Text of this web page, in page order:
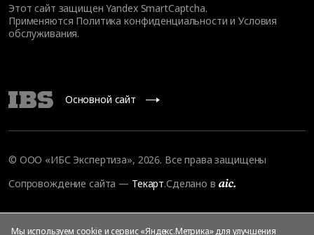
Этот сайт защищен Yandex SmartCaptcha.
Применяются Политика конфиденциальности иУсловия
обслуживания.
Основной сайт
© ООО «ИБС Экспертиза», 2026. Все права защищены
Сопровождение сайта — Текарт.Сделано в
Мы используем cookie и сервис «Яндекс.Метрика» для улучшения